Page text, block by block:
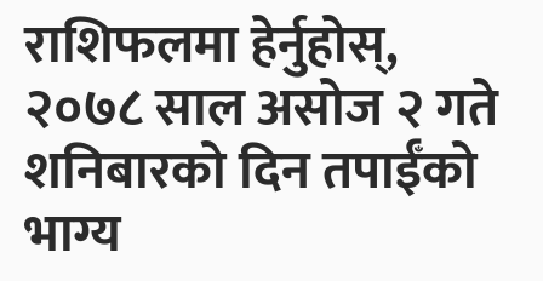
राशिफलमा हेर्नुहोस्,
२०७८ साल असोज २ गते
शनिबारको दिन तपाईँको
भाग्य